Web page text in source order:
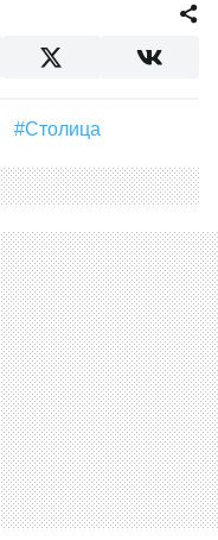
#Столица